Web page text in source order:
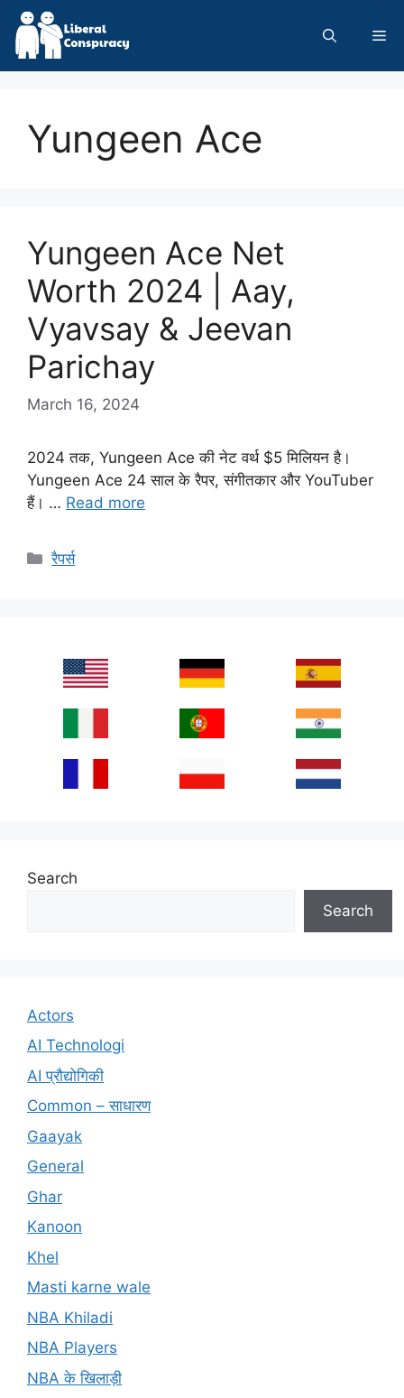
Skip
content
Yungeen Ace
Yungeen Ace Net
Worth 2024 | Aay,
Vyavsay & Jeevan
Parichay
March 16, 2024
2024 तक, Yungeen Ace की नेट वर्थ $5 मिलियन है।
Yungeen Ace 24 साल के रैपर, संगीतकार और YouTuber
हैं। … Read more
Categories
रैपर्स
Search
Search
Actors
AI Technologi
AI प्रौद्योगिकी
Common – साधारण
Gaayak
General
Ghar
Kanoon
Khel
Masti karne wale
NBA Khiladi
NBA Players
NBA के खिलाड़ी